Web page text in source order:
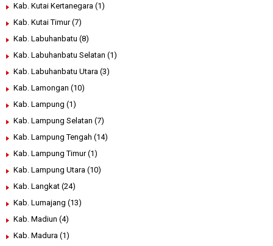
Kab. Kutai Kertanegara (1)
Kab. Kutai Timur (7)
Kab. Labuhanbatu (8)
Kab. Labuhanbatu Selatan (1)
Kab. Labuhanbatu Utara (3)
Kab. Lamongan (10)
Kab. Lampung (1)
Kab. Lampung Selatan (7)
Kab. Lampung Tengah (14)
Kab. Lampung Timur (1)
Kab. Lampung Utara (10)
Kab. Langkat (24)
Kab. Lumajang (13)
Kab. Madiun (4)
Kab. Madura (1)